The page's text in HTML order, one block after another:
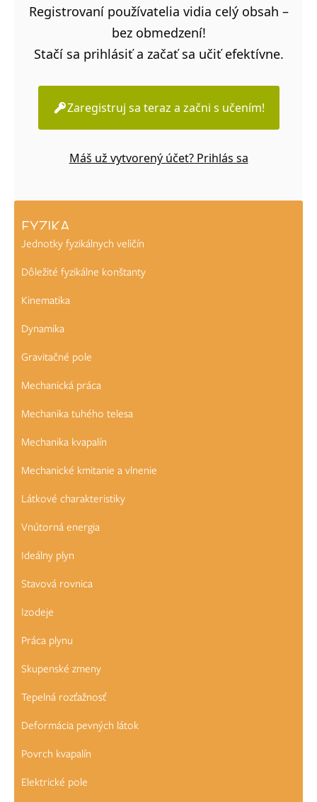
Registrovaní používatelia vidia celý obsah –
bez obmedzení!
Stačí sa prihlásiť a začať sa učiť efektívne.
Zaregistruj sa teraz a začni s učením!
Máš už vytvorený účet? Prihlás sa
FYZIKA
Jednotky fyzikálnych veličín
Dôležité fyzikálne konštanty
Kinematika
Dynamika
Gravitačné pole
Mechanická práca
Mechanika tuhého telesa
Mechanika kvapalín
Mechanické kmitanie a vlnenie
Látkové charakteristiky
Vnútorná energia
Ideálny plyn
Stavová rovnica
Izodeje
Práca plynu
Skupenské zmeny
Tepelná rozťažnosť
Deformácia pevných látok
Povrch kvapalín
Elektrické pole